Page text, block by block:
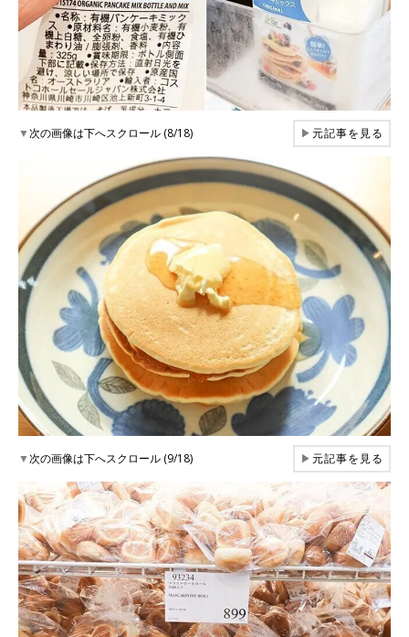
▼次の画像は下へスクロール (8/18) ▶元記事を見る
▼次の画像は下へスクロール (9/18) ▶元記事を見る